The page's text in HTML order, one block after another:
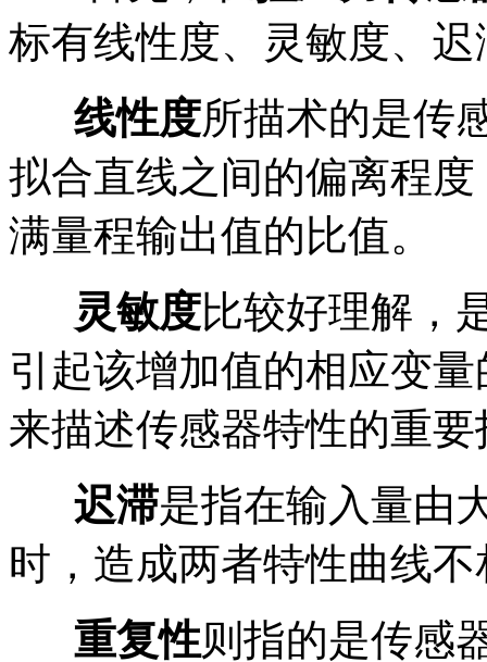
标有线性度、灵敏度、
线性度所描术的是传
拟合直线之间的偏离程
满量程输出值的比值。
灵敏度比较好理解，
引起该增加值的相应变
来描述传感器特性的重要
迟滞是指在输入量由
时，造成两者特性曲线
重复性则指的是传感